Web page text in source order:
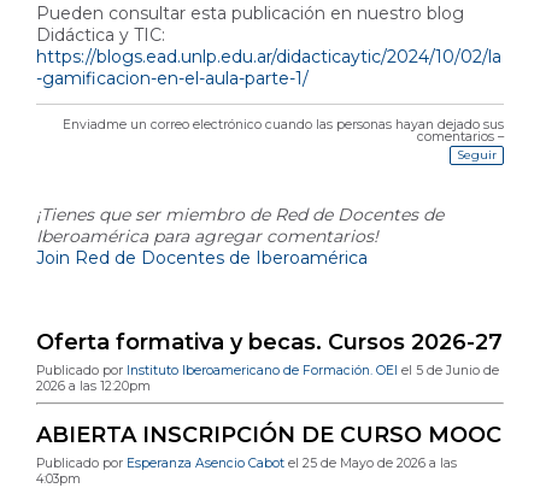
Pueden consultar esta publicación en nuestro blog
Didáctica y TIC:
https://blogs.ead.unlp.edu.ar/didacticaytic/2024/10/02/la
-gamificacion-en-el-aula-parte-1/
Enviadme un correo electrónico cuando las personas hayan dejado sus
comentarios –
Seguir
¡Tienes que ser miembro de Red de Docentes de
Iberoamérica para agregar comentarios!
Join Red de Docentes de Iberoamérica
Oferta formativa y becas. Cursos 2026-27
Publicado por Instituto Iberoamericano de Formación. OEI el 5 de Junio de
2026 a las 12:20pm
ABIERTA INSCRIPCIÓN DE CURSO MOOC
Publicado por Esperanza Asencio Cabot el 25 de Mayo de 2026 a las
4:03pm